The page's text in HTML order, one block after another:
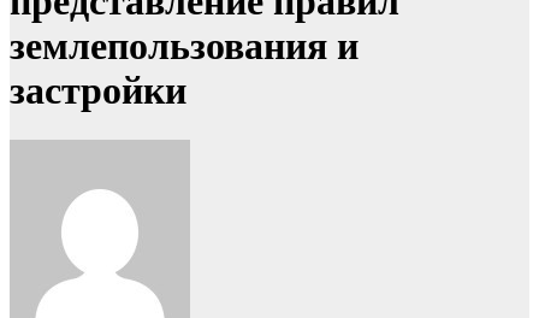
землепользования и
застройки